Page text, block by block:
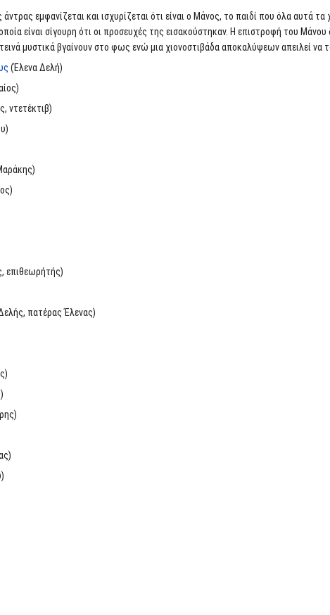
άντρας εμφανίζεται και ισχυρίζεται ότι είναι ο Μάνος, το παιδί που όλα αυτά
είναι σίγουρη ότι οι προσευχές της εισακούστηκαν. Η επιστροφή του Μάνου
μυστικά βγαίνουν στο φως ενώ μια χιονοστιβάδα αποκαλύψεων απειλεί να
(Έλενα Δελή)
ντετέκτιβ)
επιθεωρήτής)
πατέρας Έλενας)